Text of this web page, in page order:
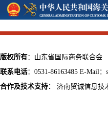
版权所有：山东省国际商务联合会
联系电话：0531-86163485 E-Mail：
合作及技术支持： 济南贸诚信息技